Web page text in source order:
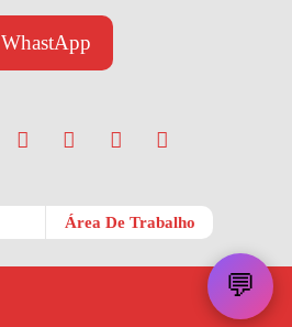
WhastApp
💬
Área De Trabalho